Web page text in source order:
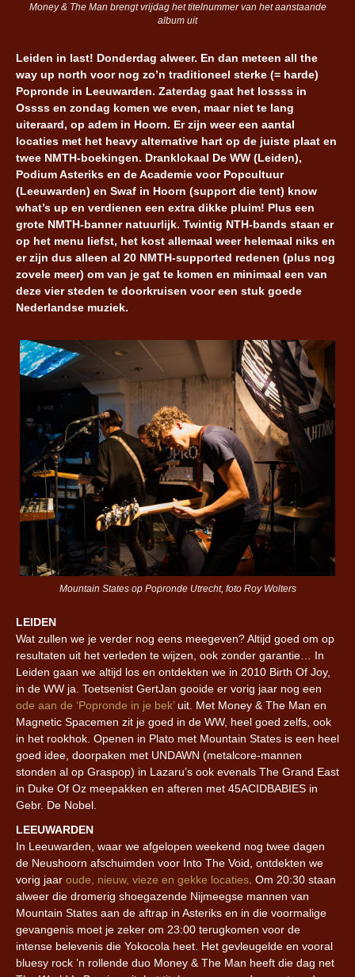
Money & The Man brengt vrijdag het titelnummer van het aanstaande
album uit
Leiden in last! Donderdag alweer. En dan meteen all the
way up north voor nog zo’n traditioneel sterke (= harde)
Popronde in Leeuwarden. Zaterdag gaat het lossss in
Ossss en zondag komen we even, maar niet te lang
uiteraard, op adem in Hoorn. Er zijn weer een aantal
locaties met het heavy alternative hart op de juiste plaat en
twee NMTH-boekingen. Dranklokaal De WW (Leiden),
Podium Asteriks en de Academie voor Popcultuur
(Leeuwarden) en Swaf in Hoorn (support die tent) know
what’s up en verdienen een extra dikke pluim! Plus een
grote NMTH-banner natuurlijk. Twintig NTH-bands staan er
op het menu liefst, het kost allemaal weer helemaal niks en
er zijn dus alleen al 20 NMTH-supported redenen (plus nog
zovele meer) om van je gat te komen en minimaal een van
deze vier steden te doorkruisen voor een stuk goede
Nederlandse muziek.
Mountain States op Popronde Utrecht, foto Roy Wolters
LEIDEN
Wat zullen we je verder nog eens meegeven? Altijd goed om op
resultaten uit het verleden te wijzen, ook zonder garantie… In
Leiden gaan we altijd los en ontdekten we in 2010 Birth Of Joy,
in de WW ja. Toetsenist GertJan gooide er vorig jaar nog een
ode aan de ‘Popronde in je bek’uit. Met Money & The Man en
Magnetic Spacemen zit je goed in de WW, heel goed zelfs, ook
in het rookhok. Openen in Plato met Mountain States is een heel
goed idee, doorpaken met UNDAWN (metalcore-mannen
stonden al op Graspop) in Lazaru’s ook evenals The Grand East
in Duke Of Oz meepakken en afteren met 45ACIDBABIES in
Gebr. De Nobel.
LEEUWARDEN
In Leeuwarden, waar we afgelopen weekend nog twee dagen
de Neushoorn afschuimden voor Into The Void, ontdekten we
vorig jaar oude, nieuw, vieze en gekke locaties. Om 20:30 staan
alweer die dromerig shoegazende Nijmeegse mannen van
Mountain States aan de aftrap in Asteriks en in die voormalige
gevangenis moet je zeker om 23:00 terugkomen voor de
intense belevenis die Yokocola heet. Het gevleugelde en vooral
bluesy rock ’n rollende duo Money & The Man heeft die dag net